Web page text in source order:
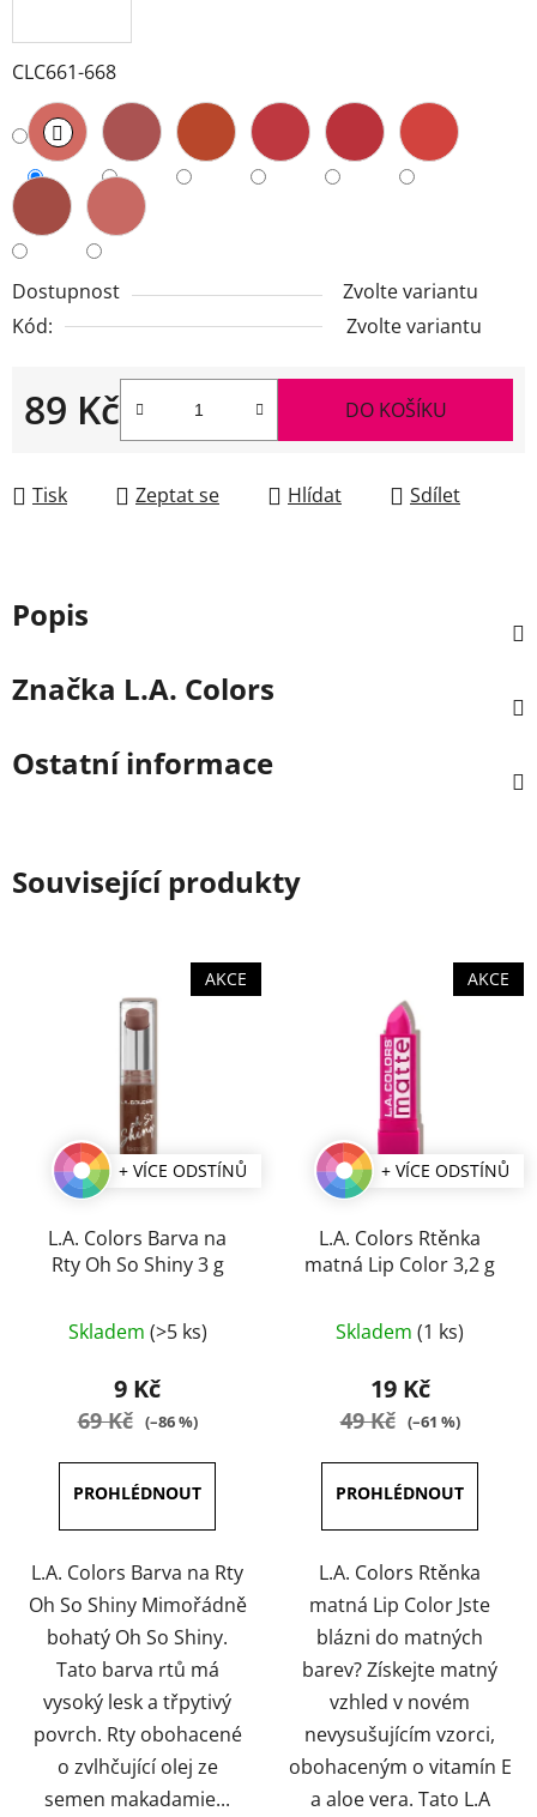
CLC661-668
Dostupnost
Zvolte variantu
Kód:
Zvolte variantu
89 Kč
Měrná cena:
DO KOŠÍKU
Tisk Zeptat se Hlídat Sdílet
Popis
Značka L.A. Colors
Ostatní informace
Související produkty
AKCE
+ VÍCE ODSTÍNŮ
L.A. Colors Barva na
Rty Oh So Shiny 3 g
hodnocení
produktu
5
hvězdiček.
Skladem (>5 ks)
9 Kč
69 Kč (–86 %)
L.A. Colors Barva na Rty
Oh So Shiny Mimořádně
bohatý Oh So Shiny.
Tato barva rtů má
vysoký lesk a třpytivý
povrch. Rty obohacené
o zvlhčující olej ze
semen makadamie...
AKCE
+ VÍCE ODSTÍNŮ
L.A. Colors Rtěnka
matná Lip Color 3,2 g
hodnocení
produktu
5
hvězdiček.
Skladem (1 ks)
19 Kč
49 Kč (–61 %)
L.A. Colors Rtěnka
matná Lip Color Jste
blázni do matných
barev? Získejte matný
vzhled v novém
nevysušujícím vzorci,
obohaceným o vitamín E
a aloe vera. Tato L.A